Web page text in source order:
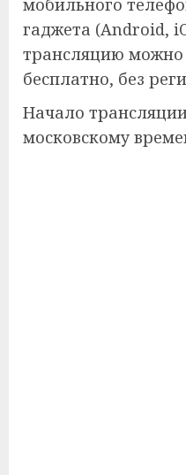
мобильного
гаджета (Android,
трансляцию можно
бесплатно, без
Начало
московскому